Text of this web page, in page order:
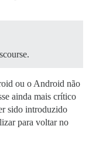
ou o Android não
ainda mais crítico
sido introduzido
para voltar no